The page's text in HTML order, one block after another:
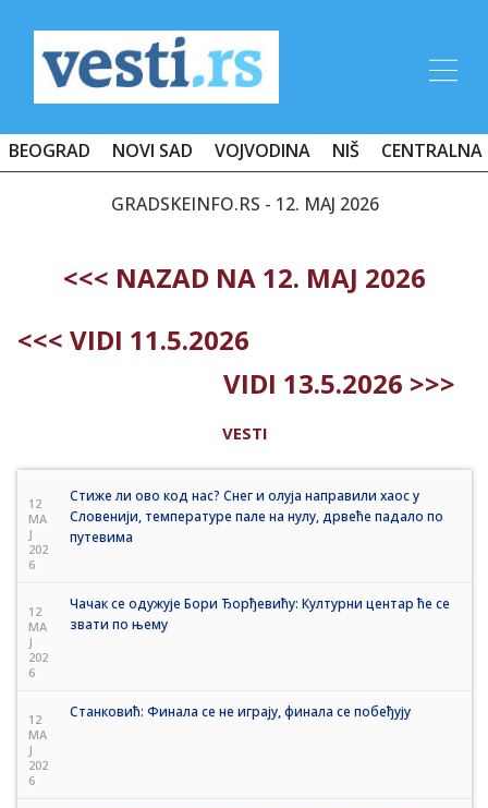
BEOGRAD NOVI SAD VOJVODINA NIŠ CENTRALNA
GRADSKEINFO.RS - 12. MAJ 2026
<<< NAZAD NA 12. MAJ 2026
<<< VIDI 11.5.2026
VIDI 13.5.2026 >>>
VESTI
12
MA
J
202
6
Стиже ли ово код нас? Снег и олуја направили хаос у
Словенији, температуре пале на нулу, дрвеће падало по
путевима
12
MA
J
202
6
Чачак се одужује Бори Ђорђевићу: Културни центар ће се
звати по њему
12
MA
J
202
6
Станковић: Финала се не играју, финала се побеђују